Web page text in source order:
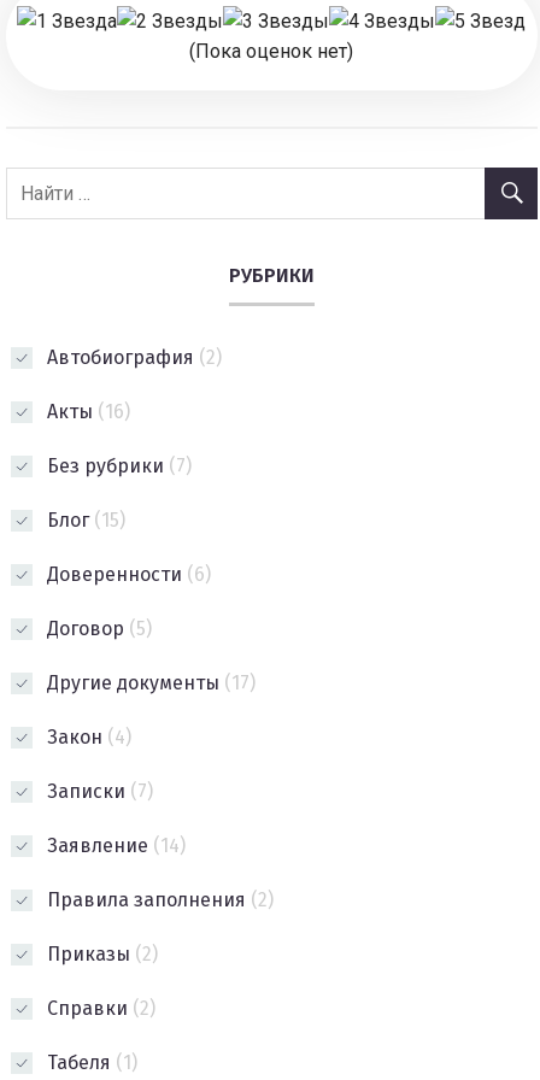
(Пока оценок нет)
РУБРИКИ
Автобиография (2)
Акты (16)
Без рубрики (7)
Блог(15)
Доверенности (6)
Договор (5)
Другие документы (17)
Закон (4)
Записки (7)
Заявление (14)
Правила заполнения (2)
Приказы (2)
Справки (2)
Табеля (1)